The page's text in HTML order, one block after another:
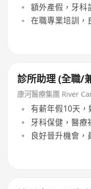
額外產假，牙科
在職專業培訓，
診所助理 (全職/
康河醫療集團 River
有薪年假10天
牙科保健，醫療
良好晉升機會，